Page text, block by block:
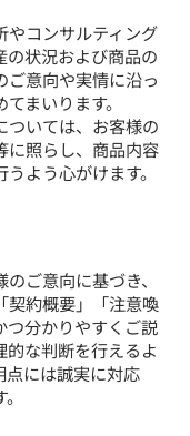
やコンサルティング
状況および商品の
ご意向や実情に沿っ
まいります。
ついては、お客様の
に照らし、商品内容
よう心がけます。
ご意向に基づき、
契約概要」「注意喚
つ分かりやすくご説
な判断を行えるよ
点には誠実に対応